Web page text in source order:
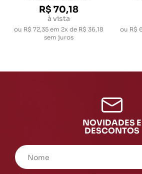
R$ 70,18
à vista
ou R$ 72,35em 2x de R$ 36,18
sem juros
ou R$
NOVIDADES E
DESCONTOS